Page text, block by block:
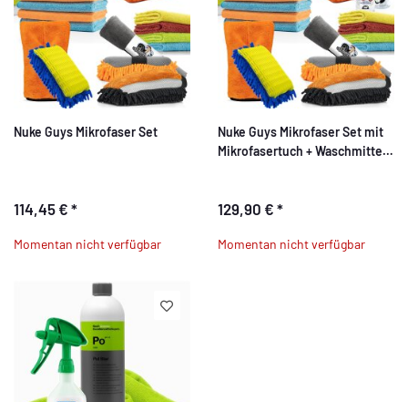
Nuke Guys Mikrofaser Set
114,45 € *
Momentan nicht verfügbar
Nuke Guys Mikrofaser Set mit
Mikrofasertuch + Waschmittel +
129,90 € *
Momentan nicht verfügbar